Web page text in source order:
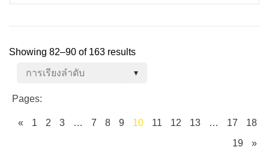
Showing 82–90 of 163 results
Pages:
« 1 2 3 … 7 8 9 10 11 12 13 … 17
18
19
»